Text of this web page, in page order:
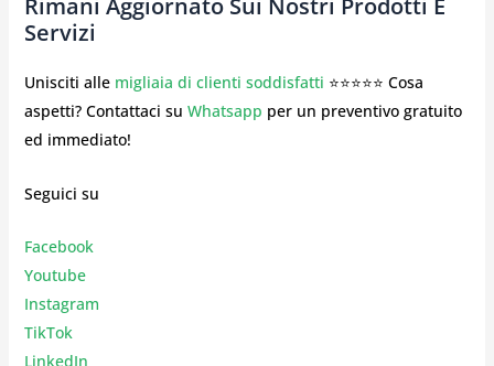
Rimani Aggiornato Sui Nostri Prodotti E
Servizi
Unisciti alle migliaia di clienti soddisfatti ⭐⭐⭐⭐⭐ Cosa
aspetti? Contattaci su Whatsapp per un preventivo gratuito
ed immediato!
Seguici su
Facebook
Youtube
Instagram
TikTok
LinkedIn